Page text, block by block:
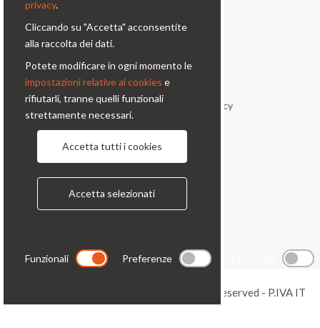
+39 0226110946
Informazioni
Chi Siamo
Privacy Policy
Condizioni generali
Contatti
Copyright © 2026 Condor Foto, All Rights Reserved - P.IVA IT
privacy.
Cliccando su "Accetta" acconsentite
alla raccolta dei dati.
Potete modificare in ogni momento le
impostazioni relative ai cookies e
rifiutarli, tranne quelli funzionali
strettamente necessari.
Accetta tutti i cookies
Accetta selezionati
Funzionali Preferenze